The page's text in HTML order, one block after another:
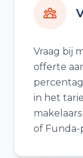
Vraag bij
offerte
in het
of Funda-